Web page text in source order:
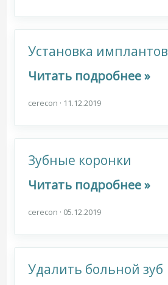
Установка имплантов
Читать подробнее »
cerecon · 11.12.2019
Зубные коронки
Читать подробнее »
cerecon · 05.12.2019
Удалить больной зуб